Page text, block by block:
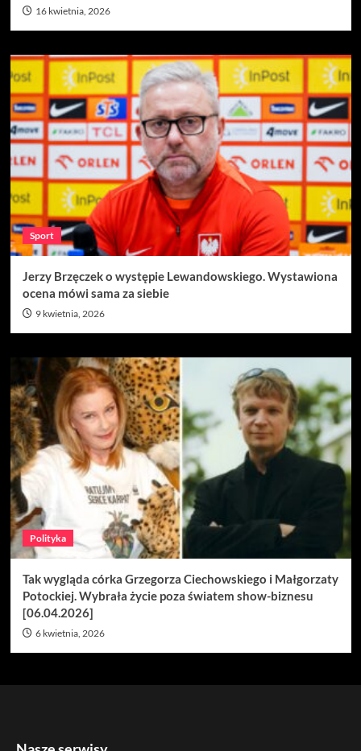
16 kwietnia, 2026
Sport
Jerzy Brzęczek o występie Lewandowskiego. Wystawiona
ocena mówi sama za siebie
9 kwietnia, 2026
Polityka
Tak wygląda córka Grzegorza Ciechowskiego i Małgorzaty
Potockiej. Wybrała życie poza światem show-biznesu
[06.04.2026]
6 kwietnia, 2026